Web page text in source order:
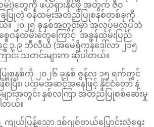
မ်း)တွေကို ဖယ်ရှားနိုင်ဖို့ အတွက် ဇီဝ
ပြုတဲ့ ဝန်ထမ်းအတည်ပြုစနစ်တစ်ခုကို
၂၀၂၅ ခုနှစ်အတွင်းမှာ အလုပ်မလုပ်ဘဲ
ဝန်ထမ်းတွေကြောင့် အခွန်ထမ်းပြည်
ေ ၃.၉ ဘီလီယံ (အမေရိကန်ဒေါ်လာ ၂၁၅
ောင်း သတင်းများက ဆိုပါတယ်။
ြုစနစ်ကို ၂၀၂၆ ခုနှစ် ဇွန်လ ၁၅ ရက်တွင်
ပြီး၊ ပထမအဆင့်အနေဖြင့် နိုင်ငံတော် နဲ့
ျားအတွင်း နှစ်လကြာ အတည်ပြုစစ်ဆေးမှု
ါတယ်။
ျယ်ပြန့်သော ဒစ်ဂျစ်တယ်ပြောင်းလဲရေး